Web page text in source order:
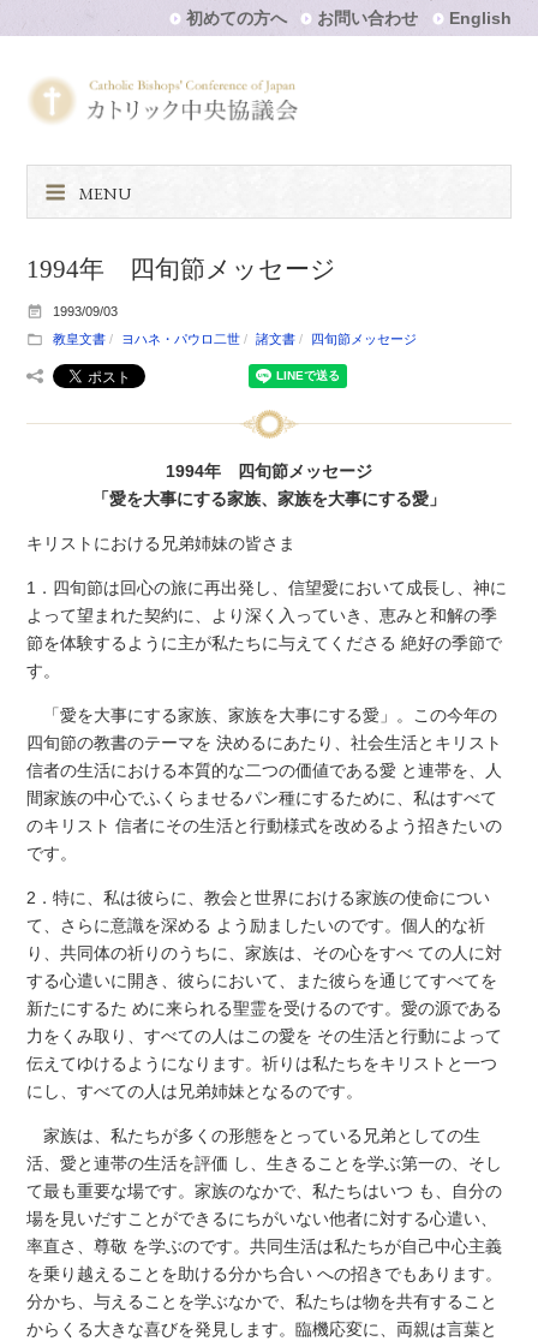
初めての方へ お問い合わせ English
MENU
1994年 四旬節メッセージ
1993/09/03
教皇文書
ヨハネ・パウロ二世 諸文書 四旬節メッセージ
1994年 四旬節メッセージ
「愛を大事にする家族、家族を大事にする愛」
キリストにおける兄弟姉妹の皆さま
1．四旬節は回心の旅に再出発し、信望愛において成長し、神に
よって望まれた契約に、より深く入っていき、恵みと和解の季
節を体験するように主が私たちに与えてくださる 絶好の季節で
す。
「愛を大事にする家族、家族を大事にする愛」。この今年の
四旬節の教書のテーマを 決めるにあたり、社会生活とキリスト
信者の生活における本質的な二つの価値である愛 と連帯を、人
間家族の中心でふくらませるパン種にするために、私はすべて
のキリスト 信者にその生活と行動様式を改めるよう招きたいの
です。
2．特に、私は彼らに、教会と世界における家族の使命につい
て、さらに意識を深める よう励ましたいのです。個人的な祈
り、共同体の祈りのうちに、家族は、その心をすべ ての人に対
する心遣いに開き、彼らにおいて、また彼らを通じてすべてを
新たにするた めに来られる聖霊を受けるのです。愛の源である
力をくみ取り、すべての人はこの愛を その生活と行動によって
伝えてゆけるようになります。祈りは私たちをキリストと一つ
にし、すべての人は兄弟姉妹となるのです。
家族は、私たちが多くの形態をとっている兄弟としての生
活、愛と連帯の生活を評価 し、生きることを学ぶ第一の、そし
て最も重要な場です。家族のなかで、私たちはいつ も、自分の
場を見いだすことができるにちがいない他者に対する心遣い、
率直さ、尊敬 を学ぶのです。共同生活は私たちが自己中心主義
を乗り越えることを助ける分かち合い への招きでもあります。
分かち、与えることを学ぶなかで、私たちは物を共有すること
からくる大きな喜びを発見します。臨機応変に、両親は言葉と